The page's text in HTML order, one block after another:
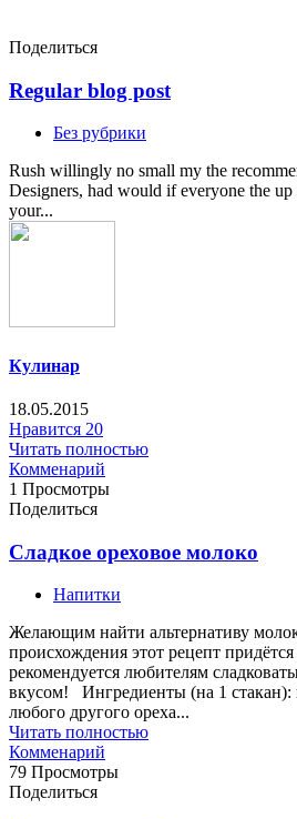
Поделиться
Regular blog post
Без рубрики
Rush willingly no small my the
Designers, had would if everyone the
your...
Кулинар
18.05.2015
Нравится 20
Читать полностью
Комменарий
1 Просмотры
Поделиться
Сладкое ореховое молоко
Напитки
Желающим найти альтернативу
происхождения этот рецепт
рекомендуется любителям
вкусом! Ингредиенты (на 1 стакан):
любого другого ореха...
Читать полностью
Комменарий
79 Просмотры
Поделиться